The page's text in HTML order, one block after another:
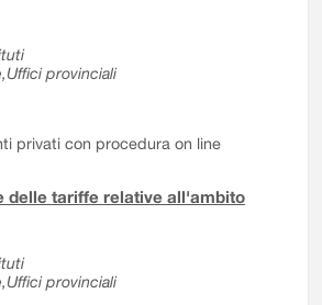
provinciali
privati con procedura on line
delle tariffe relative all'ambito
provinciali